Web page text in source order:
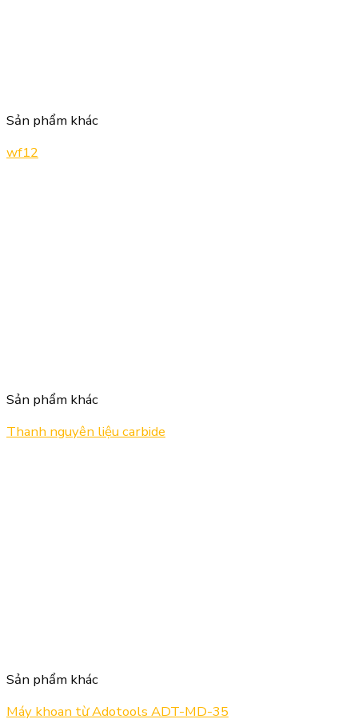
Sản phẩm khác
wf12
Sản phẩm khác
Thanh nguyên liệu carbide
Sản phẩm khác
Máy khoan từ Adotools ADT-MD-35